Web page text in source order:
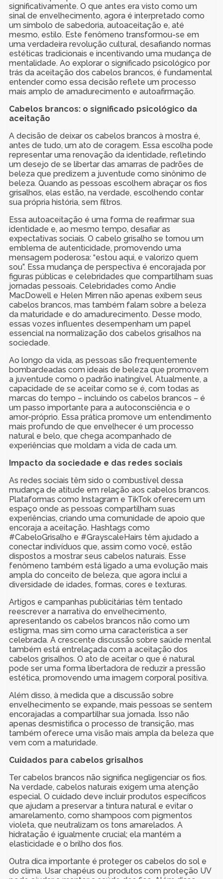
significativamente. O que antes era visto como um
sinal de envelhecimento, agora é interpretado como
um símbolo de sabedoria, autoaceitação e, até
mesmo, estilo. Este fenômeno transformou-se em
uma verdadeira revolução cultural, desafiando normas
estéticas tradicionais e incentivando uma mudança de
mentalidade. Ao explorar o significado psicológico por
trás da aceitação dos cabelos brancos, é fundamental
entender como essa decisão reflete um processo
mais amplo de amadurecimento e autoafirmação.
Cabelos brancos: o significado psicológico da
aceitação
A decisão de deixar os cabelos brancos à mostra é,
antes de tudo, um ato de coragem. Essa escolha pode
representar uma renovação da identidade, refletindo
um desejo de se libertar das amarras de padrões de
beleza que predizem a juventude como sinônimo de
beleza. Quando as pessoas escolhem abraçar os fios
grisalhos, elas estão, na verdade, escolhendo contar
sua própria história, sem filtros.
Essa autoaceitação é uma forma de reafirmar sua
identidade e, ao mesmo tempo, desafiar as
expectativas sociais. O cabelo grisalho se tornou um
emblema de autenticidade, promovendo uma
mensagem poderosa: “estou aqui, e valorizo quem
sou”. Essa mudança de perspectiva é encorajada por
figuras públicas e celebridades que compartilham suas
jornadas pessoais. Celebridades como Andie
MacDowell e Helen Mirren não apenas exibem seus
cabelos brancos, mas também falam sobre a beleza
da maturidade e do amadurecimento. Desse modo,
essas vozes influentes desempenham um papel
essencial na normalização dos cabelos grisalhos na
sociedade.
Ao longo da vida, as pessoas são frequentemente
bombardeadas com ideais de beleza que promovem
a juventude como o padrão inatingível. Atualmente, a
capacidade de se aceitar como se é, com todas as
marcas do tempo – incluindo os cabelos brancos – é
um passo importante para a autoconsciência e o
amor-próprio. Essa prática promove um entendimento
mais profundo de que envelhecer é um processo
natural e belo, que chega acompanhado de
experiências que moldam a vida de cada um.
Impacto da sociedade e das redes sociais
As redes sociais têm sido o combustível dessa
mudança de atitude em relação aos cabelos brancos.
Plataformas como Instagram e TikTok oferecem um
espaço onde as pessoas compartilham suas
experiências, criando uma comunidade de apoio que
encoraja a aceitação. Hashtags como
#CabeloGrisalho e #GrayscaleHairs têm ajudado a
conectar indivíduos que, assim como você, estão
dispostos a mostrar seus cabelos naturais. Esse
fenômeno também está ligado a uma evolução mais
ampla do conceito de beleza, que agora inclui a
diversidade de idades, formas, cores e texturas.
Artigos e campanhas publicitárias têm tentado
reescrever a narrativa do envelhecimento,
apresentando os cabelos brancos não como um
estigma, mas sim como uma característica a ser
celebrada. A crescente discussão sobre saúde mental
também está entrelaçada com a aceitação dos
cabelos grisalhos. O ato de aceitar o que é natural
pode ser uma forma libertadora de reduzir a pressão
estética, promovendo uma imagem corporal positiva.
Além disso, à medida que a discussão sobre
envelhecimento se expande, mais pessoas se sentem
encorajadas a compartilhar sua jornada. Isso não
apenas desmistifica o processo de transição, mas
também oferece uma visão mais ampla da beleza que
vem com a maturidade.
Cuidados para cabelos grisalhos
Ter cabelos brancos não significa negligenciar os fios.
Na verdade, cabelos naturais exigem uma atenção
especial. O cuidado deve incluir produtos específicos
que ajudam a preservar a tintura natural e evitar o
amarelamento, como shampoos com pigmentos
violeta, que neutralizam os tons amarelados. A
hidratação é igualmente crucial; ela mantém a
elasticidade e o brilho dos fios.
Outra dica importante é proteger os cabelos do sol e
do clima. Usar chapéus ou produtos com proteção UV